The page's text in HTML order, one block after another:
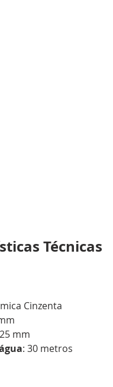
Técnicas
Cinzenta
mm
: 30 metros